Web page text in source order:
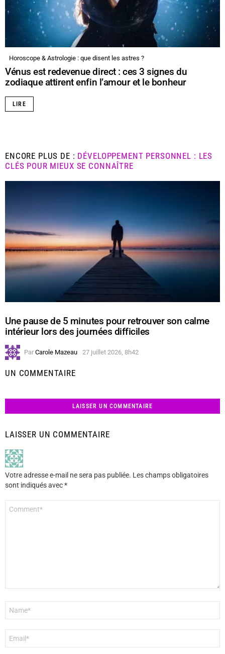
Horoscope & Astrologie : que disent les astres ?
Vénus est redevenue direct : ces 3 signes du
zodiaque attirent enfin l’amour et le bonheur
LIRE
ENCORE PLUS DE : DÉVELOPPEMENT PERSONNEL : LES
CLÉS POUR MIEUX SE CONNAÎTRE
Une pause de 5 minutes pour retrouver son calme
intérieur lors des journées difficiles
Par Carole Mazeau 27 juillet 2026, 8h42
UN COMMENTAIRE
LAISSER UN COMMENTAIRE
LAISSER UN COMMENTAIRE
Votre adresse e-mail ne sera pas publiée. Les champs obligatoires
sont indiqués avec*
mail
*